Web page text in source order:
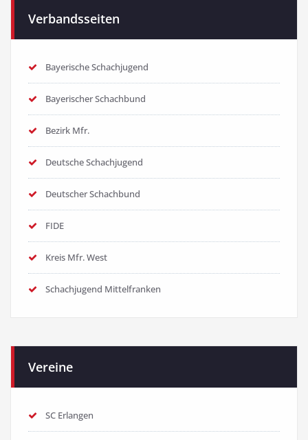
Verbandsseiten
Bayerische Schachjugend
Bayerischer Schachbund
Bezirk Mfr.
Deutsche Schachjugend
Deutscher Schachbund
FIDE
Kreis Mfr. West
Schachjugend Mittelfranken
Vereine
SC Erlangen